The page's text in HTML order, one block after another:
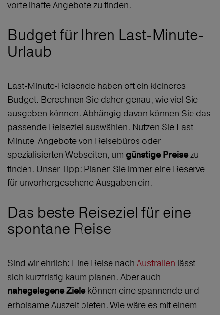
vorteilhafte Angebote zu finden.
Budget für Ihren Last-Minute-
Urlaub
Last-Minute-Reisende haben oft ein kleineres
Budget. Berechnen Sie daher genau, wie viel Sie
ausgeben können. Abhängig davon können Sie das
passende Reiseziel auswählen. Nutzen Sie Last-
Minute-Angebote von Reisebüros oder
spezialisierten Webseiten, um günstige Preisezu
finden. Unser Tipp: Planen Sie immer eine Reserve
für unvorhergesehene Ausgaben ein.
Das beste Reiseziel für eine
spontane Reise
Sind wir ehrlich: Eine Reise nach Australien lässt
sich kurzfristig kaum planen. Aber auch
nahegelegene Zielekönnen eine spannende und
erholsame Auszeit bieten. Wie wäre es mit einem